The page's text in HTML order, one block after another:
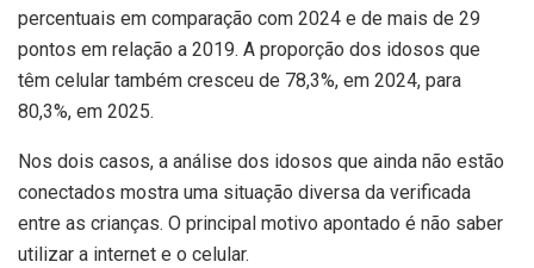
percentuais em comparação com 2024 e de mais de 29
pontos em relação a 2019. A proporção dos idosos que
têm celular também cresceu de 78,3%, em 2024, para
80,3%, em 2025.
Nos dois casos, a análise dos idosos que ainda não estão
conectados mostra uma situação diversa da verificada
entre as crianças. O principal motivo apontado é não saber
utilizar a internet e o celular.